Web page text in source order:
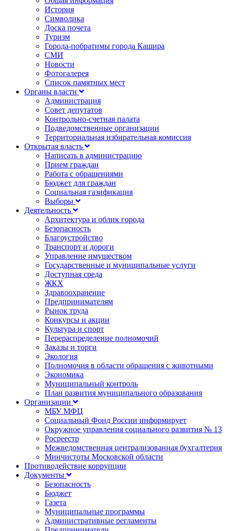
История
Символика
Доска почета
Туризм
Города-побратимы города Кашира
СМИ
Новости
Фотогалерея
Список памятных мест
Органы власти
Администрация
Совет депутатов
Контрольно-счетная палата
Подведомственные организации
Территориальная избирательная комиссия
Открытая власть
Написать в администрацию
Прием граждан
Работа с обращениями
Бюджет для граждан
Социальная газификация
Выборы
Деятельность
Архитектура и облик города
Безопасность
Благоустройство
Транспорт и дороги
Управление имуществом
Государственные и муниципальные услуги
Доступная среда
ЖКХ
Здравоохранение
Предпринимателям
Рынок труда
Конкурсы и акции
Культура и спорт
Перераспределение полномочий
Заказы и торги
Экология
Полномочия в области обращения с животными
Экономика
Муниципальный контроль
План развития муниципального образования
Организации
МБУ МФЦ
Социальный Фонд России информирует
Окружное управления социального развития № 13
Росреестр
Межведомственная централизованная бухгалтерия
Минчистоты Московской области
Противодействие коррупции
Документы
Безопасность
Бюджет
Газета
Муниципальные программы
Административные регламенты